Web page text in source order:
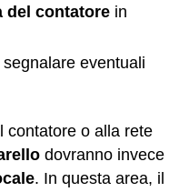
del contatore in
segnalare eventuali
contatore o alla rete
dovranno invece
. In questa area, il